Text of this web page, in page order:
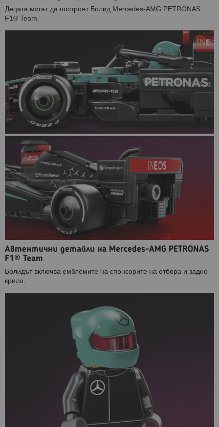
Децата могат да построят Болид Mercedes-AMG PETRONAS
F1® Team.
Автентични детайли на Mercedes-AMG PETRONAS
F1® Team
Болидът включва емблемите на спонсорите на отбора и задно
крило.